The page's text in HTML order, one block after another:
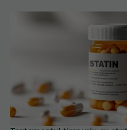
Tratamentul timpuriu cu
înceapă prevenția și ce